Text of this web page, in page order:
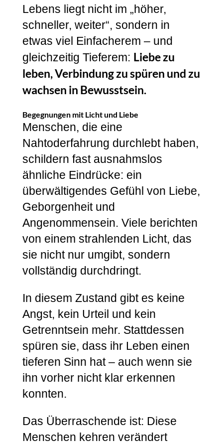
Lebens liegt nicht im „höher,
schneller, weiter“, sondern in
etwas viel Einfacherem – und
gleichzeitig Tieferem: Liebe zu
leben, Verbindung zu spüren und zu
wachsen in Bewusstsein.
Begegnungen mit Licht und Liebe
Menschen, die eine
Nahtoderfahrung durchlebt haben,
schildern fast ausnahmslos
ähnliche Eindrücke: ein
überwältigendes Gefühl von Liebe,
Geborgenheit und
Angenommensein. Viele berichten
von einem strahlenden Licht, das
sie nicht nur umgibt, sondern
vollständig durchdringt.
In diesem Zustand gibt es keine
Angst, kein Urteil und kein
Getrenntsein mehr. Stattdessen
spüren sie, dass ihr Leben einen
tieferen Sinn hat – auch wenn sie
ihn vorher nicht klar erkennen
konnten.
Das Überraschende ist: Diese
Menschen kehren verändert